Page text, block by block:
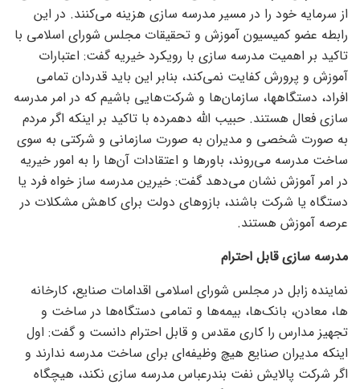
از سرمایه خود را در مسیر مدرسه سازی هزینه می‌کنند. در این
رابطه عضو کمیسیون آموزش و تحقیقات مجلس شورای اسلامی با
تاکید بر اهمیت مدرسه سازی با رویکرد خیریه گفت: اعتبارات
آموزش و پرورش کفایت نمی‌کند، بنابر این باید قدردان تمامی
افراد، دستگاهها، سازمان‌ها و شرکت‌هایی باشیم که در امر مدرسه
سازی فعال هستند. حبیب الله دهمرده با تاکید بر اینکه اگر مردم
به صورت شخصی و مدیران به صورت سازمانی و شرکتی به سوی
ساخت مدرسه می‌روند، باور‌ها و اعتقادات آن‌ها را به امور خیریه
در امر آموزش نشان می‌دهد گفت: خیرین مدرسه ساز خواه فرد یا
دستگاه یا شرکت باشند، بازو‌های دولت برای کاهش مشکلات در
عرصه آموزش هستند.
مدرسه سازی قابل احترام
نماینده زابل در مجلس شورای اسلامی اقدامات صنایع، کارخانه
ها، معادن، بانک‌ها، بیمه‌ها و تمامی دستگاه‌ها در ساخت و
تجهیز مدارس را کاری مقدس و قابل احترام دانست و گفت: اول
اینکه مدیران صنایع هیچ وظیفه‌ای برای ساخت مدرسه ندارند و
اگر شرکت پالایش نفت بندرعباس مدرسه سازی نکند، هیچگاه